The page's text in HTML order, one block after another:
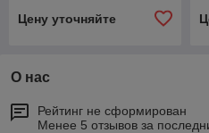
Цену уточняйте
О нас
Рейтинг не сформирован
Менее 5 отзывов за